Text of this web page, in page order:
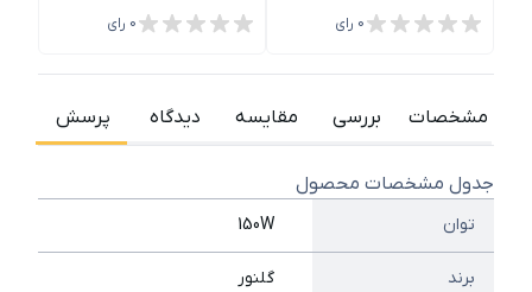
0 رای 0 رای
مشخصات بررسی مقایسه دیدگاه پرسش
جدول مشخصات محصول
توان 150W
برند گلنور